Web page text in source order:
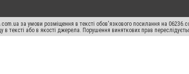
за умови розміщення в тексті обов'язкового посилання на
в тексті або в якості джерела. Порушення виняткових прав